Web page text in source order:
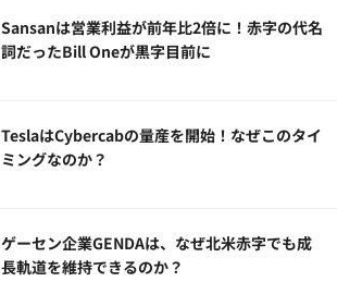
Sansanは営業利益が前年比2倍に！赤字の代名
詞だったBill Oneが黒字目前に
TeslaはCybercabの量産を開始！なぜこのタイ
ミングなのか？
ゲーセン企業GENDAは、なぜ北米赤字でも成
長軌道を維持できるのか？